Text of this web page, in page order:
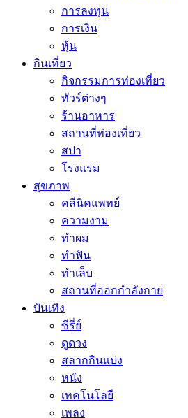
การลงทุน
การเงิน
หุ้น
กินเที่ยว
กิจกรรมการท่องเที่ยว
ทัวร์ต่างๆ
ร้านอาหาร
สถานที่ท่องเที่ยว
สปา
โรงแรม
สุขภาพ
คลีนิคแพทย์
ความงาม
ทำผม
ทำฟัน
ทำเล็บ
สถานที่ออกกำลังกาย
บันเทิง
ซีรี่ย์
ดูดวง
สลากกินแบ่ง
หนัง
เทคโนโลยี
เพลง